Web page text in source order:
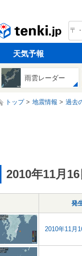
天気予報
雨雲レーダー
トップ 地震情報 過去
2010年11月
発
2010年11月